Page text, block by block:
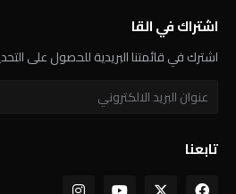
اشتراك في القا
اشترك في قائمتنا البريدية للحصول على
تابعنا